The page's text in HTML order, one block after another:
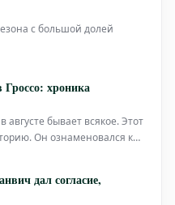
нидерландского
с большой долей
хроника
августе бывает всякое. Этот
Он ознаменовался как
так и неожиданной
дня. Молодой талан
дал согласие,